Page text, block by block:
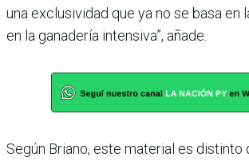
una exclusividad que ya no se basa en
en la ganadería intensiva”, añade.
Según Briano, este material es distinto